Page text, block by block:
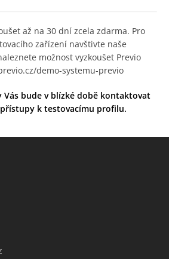
až na 30 dní zcela zdarma. Pro
zařízení navštivte naše
možnost vyzkoušet Previo
demo-systemu-previo
Vás bude v blízké době kontaktovat
k testovacímu profilu.